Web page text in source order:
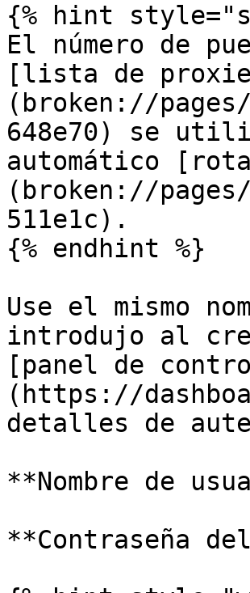
{% hint
El número de
[lista de
(broken://pages/
648e70) se
automático
(broken://pages/
511e1c).
{% endhint %}
Use el mismo
introdujo al
[panel de
(https://
detalles de
**Nombre de
**Contraseña del